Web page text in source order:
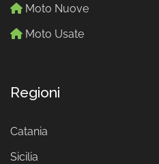
Moto Nuove
Moto Usate
Regioni
Catania
Sicilia